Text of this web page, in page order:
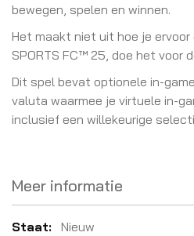
bewegen, spelen en winnen.
Het maakt niet uit hoe je
SPORTS FC™ 25, doe het voor
Dit spel bevat optionele in-
valuta waarmee je virtuele in-
inclusief een willekeurige
Meer informatie
Meer
Nieuw